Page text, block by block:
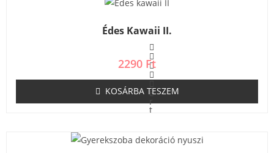
Édes Kawaii II.
É
r
t
l
2290 Ft
KOSÁRBA TESZEM